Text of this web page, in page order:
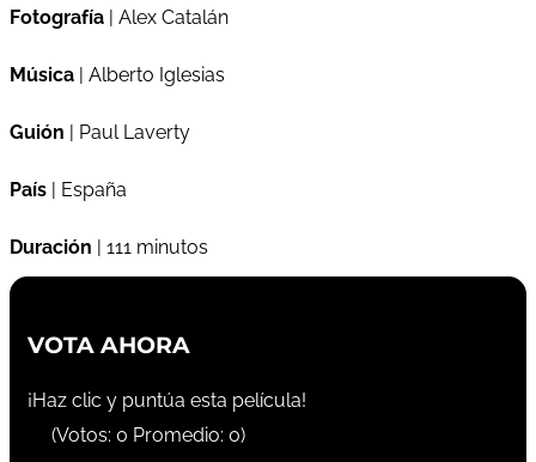
Fotografía | Alex Catalán
Música | Alberto Iglesias
Guión | Paul Laverty
País | España
Duración | 111 minutos
VOTA AHORA
¡Haz clic y puntúa esta película!
(Votos: 0 Promedio: 0)